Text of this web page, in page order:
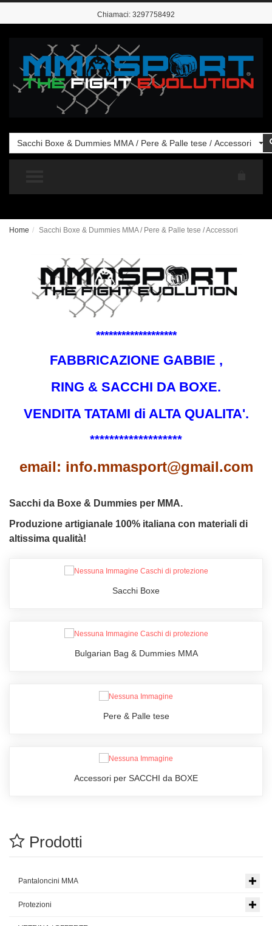
Chiamaci: 3297758492
Sacchi Boxe & Dummies MMA / Pere & Palle tese / Accessori
Home Sacchi Boxe & Dummies MMA / Pere & Palle tese / Accessori
*******************
FABBRICAZIONE GABBIE ,
RING & SACCHI DA BOXE.
VENDITA TATAMI di ALTA QUALITA'.
*******************
email: info.mmasport@gmail.com
Sacchi da Boxe & Dummies per MMA.
Produzione artigianale 100% italiana con materiali di
altissima qualità!
Sacchi Boxe
Bulgarian Bag & Dummies MMA
Pere & Palle tese
Accessori per SACCHI da BOXE
Prodotti
Pantaloncini MMA
Protezioni